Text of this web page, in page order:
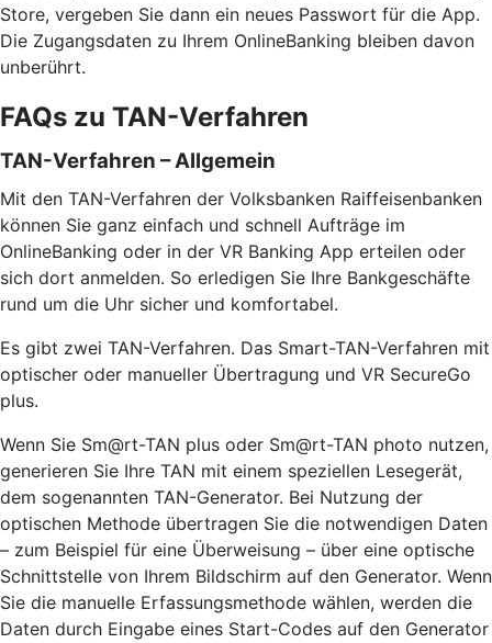
Store, vergeben Sie dann ein neues Passwort für die App.
Die Zugangsdaten zu Ihrem OnlineBanking bleiben davon
unberührt.
FAQs zu TAN-Verfahren
TAN-Verfahren – Allgemein
Mit den TAN-Verfahren der Volksbanken Raiffeisenbanken
können Sie ganz einfach und schnell Aufträge im
OnlineBanking oder in der VR Banking App erteilen oder
sich dort anmelden. So erledigen Sie Ihre Bankgeschäfte
rund um die Uhr sicher und komfortabel.
Es gibt zwei TAN-Verfahren. Das Smart-TAN-Verfahren mit
optischer oder manueller Übertragung und VR SecureGo
plus.
Wenn Sie Sm@rt-TAN plus oder Sm@rt-TAN photo nutzen,
generieren Sie Ihre TAN mit einem speziellen Lesegerät,
dem sogenannten TAN-Generator. Bei Nutzung der
optischen Methode übertragen Sie die notwendigen Daten
– zum Beispiel für eine Überweisung – über eine optische
Schnittstelle von Ihrem Bildschirm auf den Generator. Wenn
Sie die manuelle Erfassungsmethode wählen, werden die
Daten durch Eingabe eines Start-Codes auf den Generator